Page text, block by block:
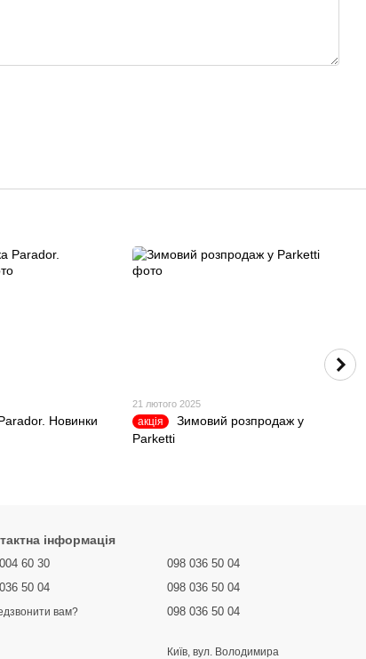
Новинки
21 лютого 2025
акція
Зимовий розпродаж у
Parketti
інформація
60 30
50 04
вам?
098 036 50 04
098 036 50 04
098 036 50 04
Київ, вул. Володимира